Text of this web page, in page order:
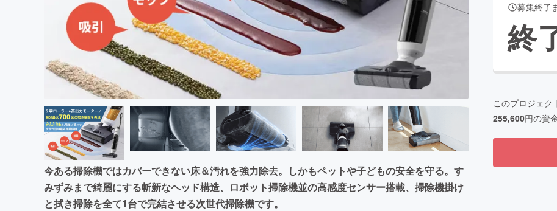
CAMPFIRE for Social GoodCAMPFIRE Creation
CAMPFIREふるさと納税 machi-ya
今ある掃除機ではカバーできない床＆汚れを強力除去。しかもペットや子どもの安全を守る。す
みずみまで綺麗にする斬新なヘッド構造、ロボット掃除機並の高感度センサー搭載、掃除機掛け
と拭き掃除を全て1台で完結させる次世代掃除機です。
募集終了
終
このプロジェク
255,600円の資